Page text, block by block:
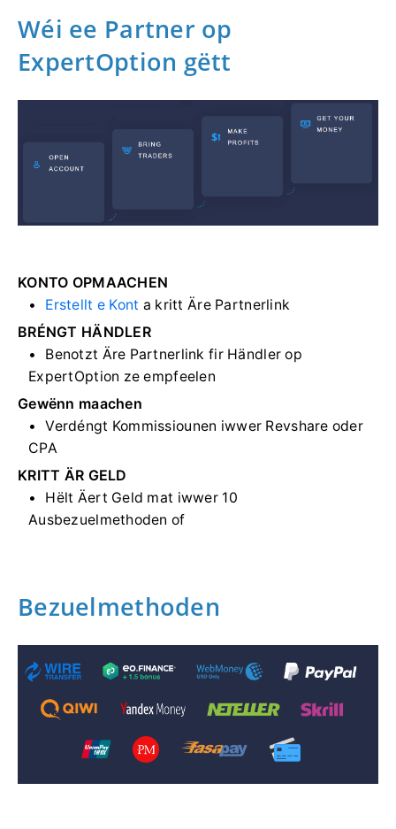
Wéi ee Partner op
ExpertOption gëtt
KONTO OPMAACHEN
Erstellt e Kont a kritt Äre Partnerlink
BRÉNGT HÄNDLER
Benotzt Äre Partnerlink fir Händler op
ExpertOption ze empfeelen
Gewënn maachen
Verdéngt Kommissiounen iwwer Revshare oder
CPA
KRITT ÄR GELD
Hëlt Äert Geld mat iwwer 10
Ausbezuelmethoden of
Bezuelmethoden